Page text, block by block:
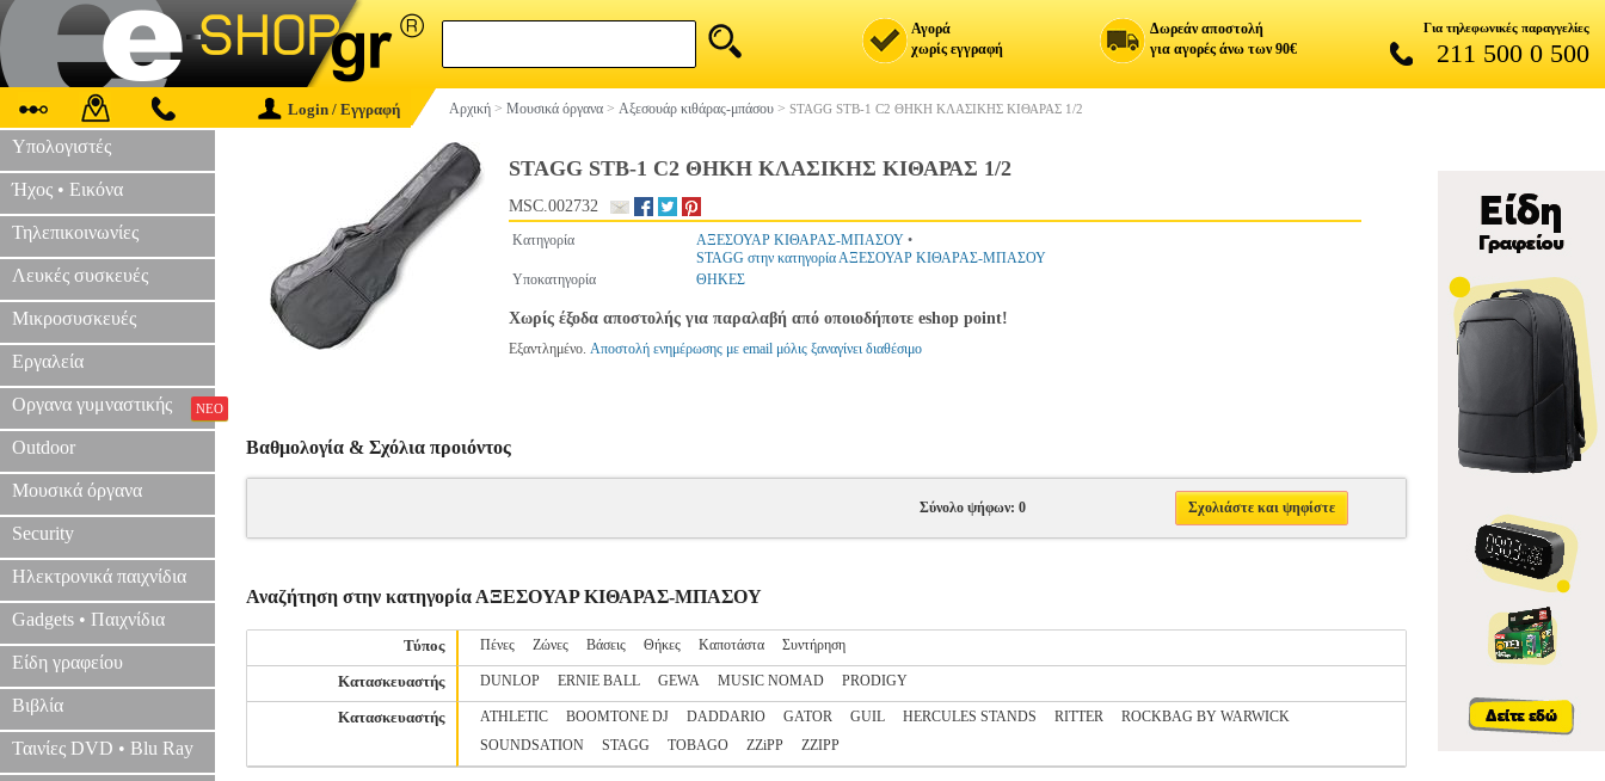
Αγορά
χωρίς εγγραφή
Δωρεάν αποστολή
για αγορές άνω των 90€
Για τηλεφωνικές παραγγελίες
211 500 0 500
Login / Εγγραφή Αρχική > Μουσικά όργανα > Αξεσουάρ κιθάρας-μπάσου > STAGG STB-1 C2 ΘΗΚΗ ΚΛΑΣΙΚΗΣ ΚΙΘΑΡΑΣ 1/2
Υπολογιστές
Ήχος • Εικόνα
Τηλεπικοινωνίες
Λευκές συσκευές
Μικροσυσκευές
Εργαλεία
Οργανα γυμναστικής ΝΕΟ
Outdoor
Μουσικά όργανα
Security
Ηλεκτρονικά παιχνίδια
Gadgets • Παιχνίδια
Είδη γραφείου
Βιβλία
Ταινίες DVD • Blu Ray
STAGG STB-1 C2 ΘΗΚΗ ΚΛΑΣΙΚΗΣ ΚΙΘΑΡΑΣ 1/2
MSC.002732
Κατηγορία ΑΞΕΣΟΥΑΡ ΚΙΘΑΡΑΣ-ΜΠΑΣΟΥ •
STAGG στην κατηγορία ΑΞΕΣΟΥΑΡ ΚΙΘΑΡΑΣ-ΜΠΑΣΟΥ
Υποκατηγορία
ΘΗΚΕΣ
Χωρίς έξοδα αποστολής για παραλαβή από οποιοδήποτε eshop point!
Εξαντλημένο. Αποστολή ενημέρωσης με email μόλις ξαναγίνει διαθέσιμο
Βαθμολογία & Σχόλια προιόντος
Σύνολο ψήφων: 0 Σχολιάστε και ψηφίστε
Αναζήτηση στην κατηγορία ΑΞΕΣΟΥΑΡ ΚΙΘΑΡΑΣ-ΜΠΑΣΟΥ
Τύπος Πένες Ζώνες Βάσεις Θήκες Καποτάστα Συντήρηση
Κατασκευαστής DUNLOP ERNIE BALL GEWA MUSIC NOMAD PRODIGY
Κατασκευαστής ATHLETIC BOOMTONE DJ DADDARIO GATOR GUIL HERCULES STANDS RITTER
ROCKBAG BY WARWICK
SOUNDSATION
STAGG TOBAGO ZZiPP ZZIPP